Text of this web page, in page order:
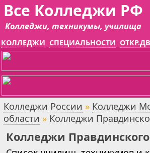
Все Колледжи РФ
Колледжи, техникумы, училища
КОЛЛЕДЖИ СПЕЦИАЛЬНОСТИ
Колледжи России » Колледжи
области » Колледжи
Колледжи Правдинского